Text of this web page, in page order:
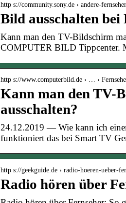
http s://community.sony.de › andere-
Bild ausschalten
Kann man den TV-Bildschirm
COMPUTER BILD Tippcenter.
http s://www.computerbild.de › … ›
Kann man den TV-
ausschalten?
24.12.2019 — Wie kann ich
funktioniert das bei Smart TV
http s://geekguide.de › radio-hoeren-ueber-
Radio hören über